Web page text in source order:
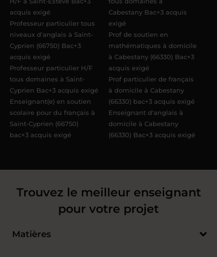
acquis exigé
Professeur particulier tous
niveaux d'anglais à Saint-
Cyprien (66750) Bac+3
acquis exigé
Professeur particulier H/F
tous domaines à Saint-
Cyprien Bac+3 acquis exigé
Enseignant(e) en soutien
scolaire pour du français à
Saint-Cyprien (66750)
bac+3 acquis exigé
Cabestany Bac+3 acquis
exigé
Prof de soutien en
mathématiques à domicile
à Cabestany (66330) Bac+3
acquis exigé
Prof particulier de français
à domicile à Cabestany
(66330) bac+3 acquis exigé
Enseignant d'anglais à
domicile à Cabestany
(66330) Bac+3 acquis exigé
Trouvez le meilleur enseignant
pour votre projet
Matières